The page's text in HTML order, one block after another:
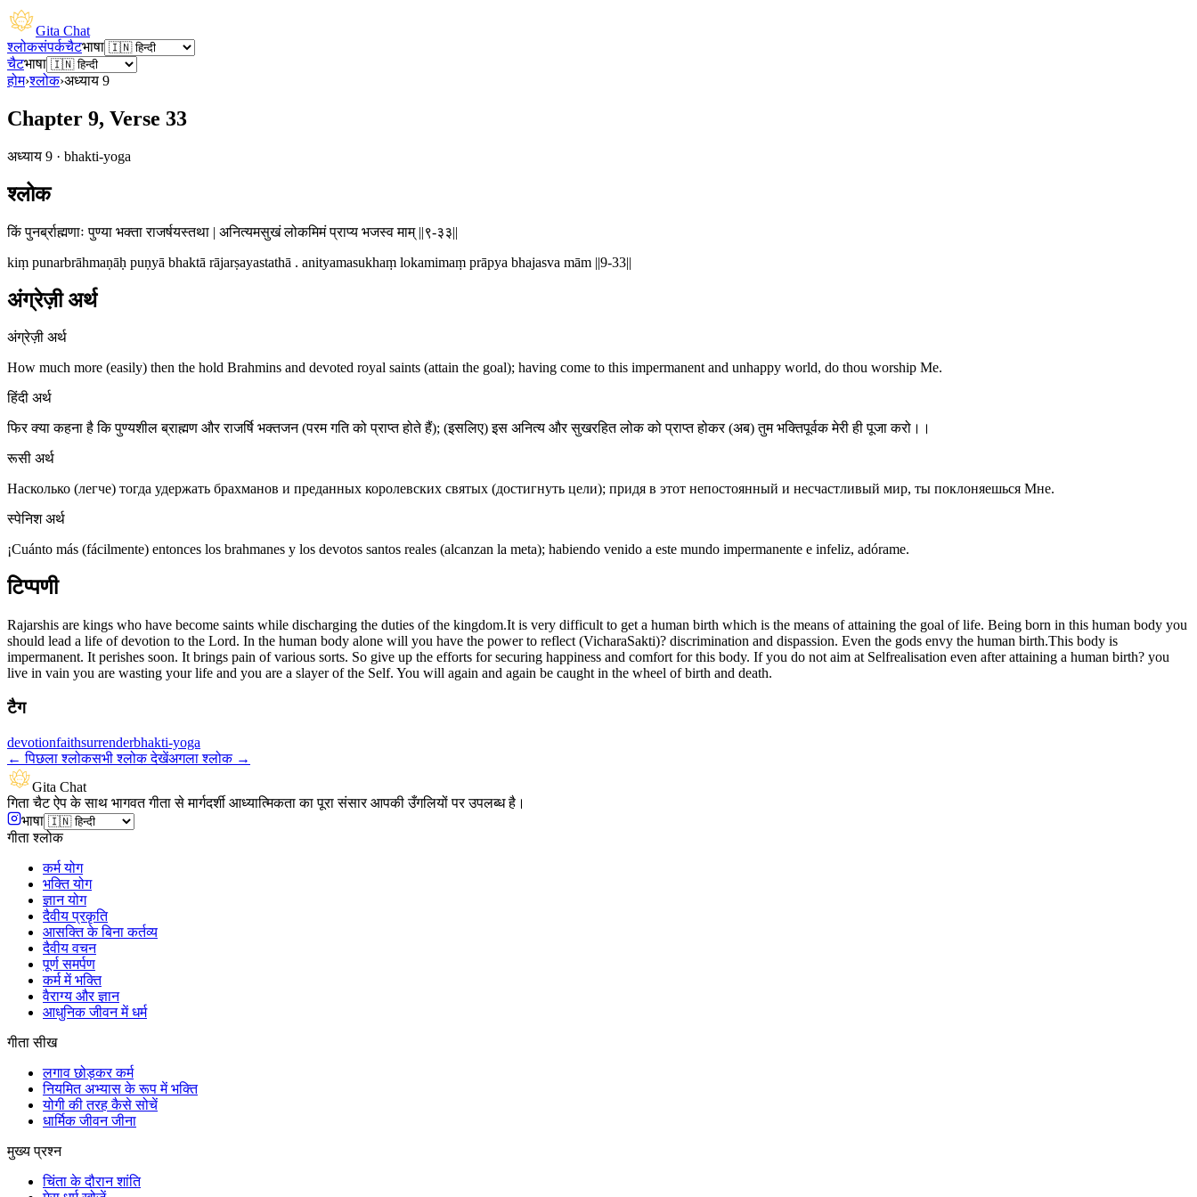
Gita Chat
श्लोकसंपर्कचैटभाषा
चैटभाषा
होम›श्लोक›अध्याय 9
Chapter 9, Verse 33
अध्याय 9 · bhakti-yoga
श्लोक
किं पुनर्ब्राह्मणाः पुण्या भक्ता राजर्षयस्तथा | अनित्यमसुखं लोकमिमं प्राप्य भजस्व माम् ||९-३३||
kiṃ punarbrāhmaṇāḥ puṇyā bhaktā rājarṣayastathā . anityamasukhaṃ lokamimaṃ prāpya bhajasva mām ||9-33||
अंग्रेज़ी अर्थ
अंग्रेज़ी अर्थ
How much more (easily) then the hold Brahmins and devoted royal saints (attain the goal); having come to this impermanent and unhappy world, do thou worship Me.
हिंदी अर्थ
फिर क्या कहना है कि पुण्यशील ब्राह्मण और राजर्षि भक्तजन (परम गति को प्राप्त होते हैं); (इसलिए) इस अनित्य और सुखरहित लोक को प्राप्त होकर (अब) तुम भक्तिपूर्वक मेरी ही पूजा करो।।
रूसी अर्थ
Насколько (легче) тогда удержать брахманов и преданных королевских святых (достигнуть цели); придя в этот непостоянный и несчастливый мир, ты поклоняешься Мне.
स्पेनिश अर्थ
¡Cuánto más (fácilmente) entonces los brahmanes y los devotos santos reales (alcanzan la meta); habiendo venido a este mundo impermanente e infeliz, adórame.
टिप्पणी
Rajarshis are kings who have become saints while discharging the duties of the kingdom.It is very difficult to get a human birth which is the means of attaining the goal of life. Being born in this human body you
should lead a life of devotion to the Lord. In the human body alone will you have the power to reflect (VicharaSakti)? discrimination and dispassion. Even the gods envy the human birth.This body is
impermanent. It perishes soon. It brings pain of various sorts. So give up the efforts for securing happiness and comfort for this body. If you do not aim at Selfrealisation even after attaining a human birth? you
live in vain you are wasting your life and you are a slayer of the Self. You will again and again be caught in the wheel of birth and death.
टैग
devotionfaithsurrenderbhakti-yoga
←पिछला श्लोकसभी श्लोक देखेंअगला श्लोक→
Gita Chat
गिता चैट ऐप के साथ भागवत गीता से मार्गदर्शी आध्यात्मिकता का पूरा संसार आपकी उँगलियों पर उपलब्ध है।
भाषा
गीता श्लोक
कर्म योग
भक्ति योग
ज्ञान योग
दैवीय प्रकृति
आसक्ति के बिना कर्तव्य
दैवीय वचन
पूर्ण समर्पण
कर्म में भक्ति
वैराग्य और ज्ञान
आधुनिक जीवन में धर्म
गीता सीख
लगाव छोड़कर कर्म
नियमित अभ्यास के रूप में भक्ति
योगी की तरह कैसे सोचें
धार्मिक जीवन जीना
मुख्य प्रश्न
चिंता के दौरान शांति